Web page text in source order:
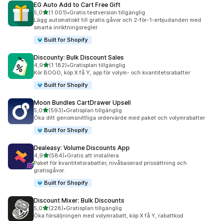
EG Auto Add to Cart Free Gift
5,0av 5 stjärnor
(1 001)
1001 recensioner totalt
•Gratis testversion tillgänglig
Lägg automatiskt till gratis gåvor och 2-för-1-erbjudanden med
smarta inriktningsregler
Built for Shopify
Discounty: Bulk Discount Sales
4,9av 5 stjärnor
(1 182)
1182 recensioner totalt
•Gratisplan tillgänglig
Kör BOGO, köp X få Y, app för volym- och kvantitetsrabatter
Built for Shopify
Moon Bundles CartDrawer Upsell
5,0av 5 stjärnor
(593)
593 recensioner totalt
•Gratisplan tillgänglig
Öka ditt genomsnittliga ordervärde med paket och volymrabatter
Built for Shopify
Dealeasy: Volume Discounts App
4,9av 5 stjärnor
(584)
584 recensioner totalt
•Gratis att installera
Paket för kvantitetsrabatter, nivåbaserad prissättning och
gratisgåvor.
Built for Shopify
Discount Mixer: Bulk Discounts
5,0av 5 stjärnor
(228)
228 recensioner totalt
•Gratisplan tillgänglig
Öka försäljningen med volymrabatt, köp X få Y, rabattkod